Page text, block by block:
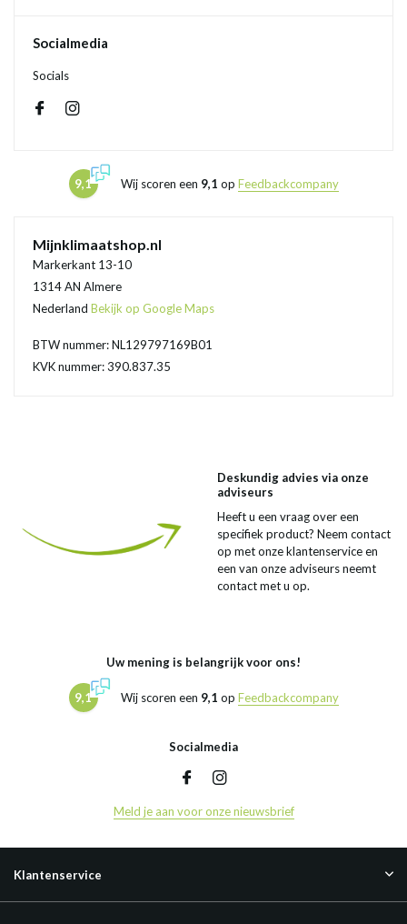
Socialmedia
Socials
9,1 Wij scoren een 9,1 op Feedbackcompany
Mijnklimaatshop.nl
Markerkant 13-10
1314 AN Almere
Nederland Bekijk op Google Maps
BTW nummer: NL129797169B01
KVK nummer: 390.837.35
Deskundig advies via onze
adviseurs
Heeft u een vraag over een
specifiek product? Neem contact
op met onze klantenservice en
een van onze adviseurs neemt
contact met u op.
Uw mening is belangrijk voor ons!
9,1 Wij scoren een 9,1 op Feedbackcompany
Socialmedia
Meld je aan voor onze nieuwsbrief
Klantenservice